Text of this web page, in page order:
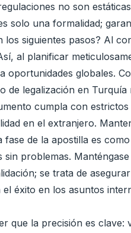
no son
solo una formalidad;
siguientes pasos? Al
al planificar
oportunidades globales.
de legalización en Turquía
cumpla con
en el extranjero.
de la apostilla es
problemas.
se trata de
éxito en los asuntos
que la precisión es clave: